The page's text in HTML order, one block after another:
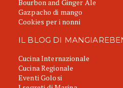
Bourbon and Ginger Ale
Gazpacho di mango
Cookies per i nonni
IL BLOG DI
Cucina Internazionale
Cucina Regionale
Eventi Golosi